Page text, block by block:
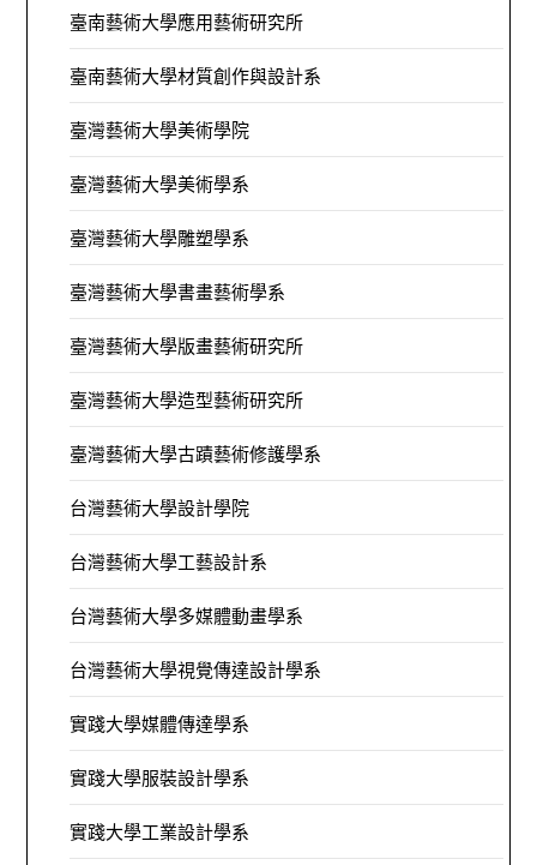
臺南藝術大學應用藝術研究所
臺南藝術大學材質創作與設計系
臺灣藝術大學美術學院
臺灣藝術大學美術學系
臺灣藝術大學雕塑學系
臺灣藝術大學書畫藝術學系
臺灣藝術大學版畫藝術研究所
臺灣藝術大學造型藝術研究所
臺灣藝術大學古蹟藝術修護學系
台灣藝術大學設計學院
台灣藝術大學工藝設計系
台灣藝術大學多媒體動畫學系
台灣藝術大學視覺傳達設計學系
實踐大學媒體傳達學系
實踐大學服裝設計學系
實踐大學工業設計學系